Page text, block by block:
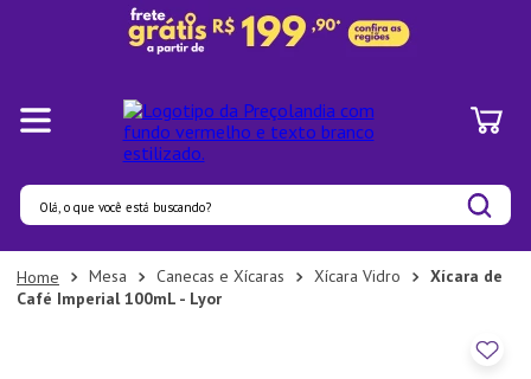
Olá, o que você está buscando?
Mesa Canecas e Xícaras Xícara Vidro
Xícara de
Café Imperial 100mL - Lyor
Termos mais buscados
1
Pratos